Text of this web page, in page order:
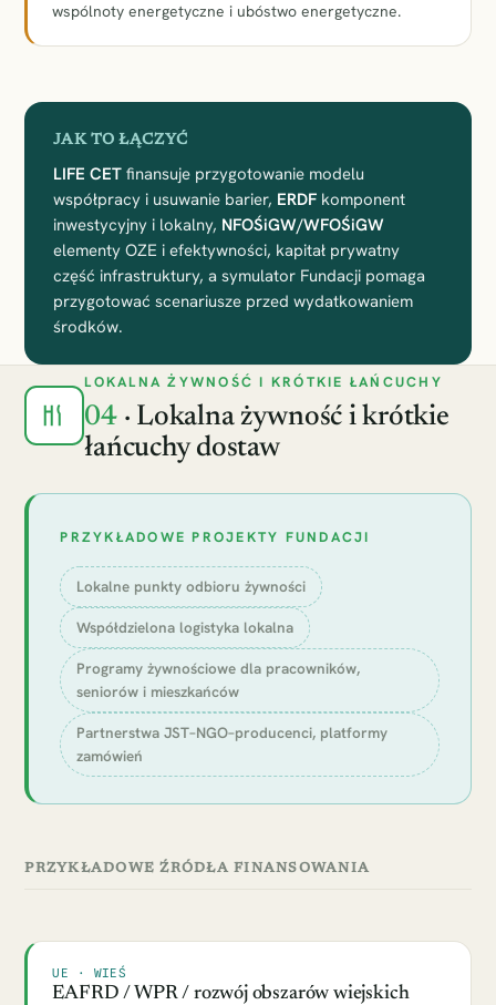
wspólnoty energetyczne i ubóstwo energetyczne.
JAK TO ŁĄCZYĆ
LIFE CET finansuje przygotowanie modelu
współpracy i usuwanie barier, ERDF komponent
inwestycyjny i lokalny, NFOŚiGW/WFOŚiGW
elementy OZE i efektywności, kapitał prywatny
część infrastruktury, a symulator Fundacji pomaga
przygotować scenariusze przed wydatkowaniem
środków.
LOKALNA ŻYWNOŚĆ I KRÓTKIE ŁAŃCUCHY
04· Lokalna żywność i krótkie
łańcuchy dostaw
PRZYKŁADOWE PROJEKTY FUNDACJI
Lokalne punkty odbioru żywności
Współdzielona logistyka lokalna
Programy żywnościowe dla pracowników,
seniorów i mieszkańców
Partnerstwa JST–NGO–producenci, platformy
zamówień
PRZYKŁADOWE ŹRÓDŁA FINANSOWANIA
UE · WIEŚ
EAFRD / WPR / rozwój obszarów wiejskich